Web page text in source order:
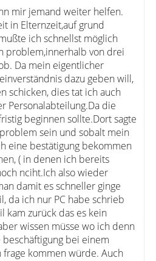
mir jemand weiter helfen.
in Elternzeit,auf grund
ich schnellst möglich
problem,innerhalb von drei
Da mein eigentlicher
dazu geben will,
schicken, dies tat ich auch
Personalabteilung.Da die
beginnen sollte.Dort sagte
sein und sobalt mein
eine bestätigung bekommen
( in denen ich bereits
nciht.Ich also wieder
damit es schneller ginge
da ich nur PC habe schrieb
kam zurück das es kein
wissen müsse wo ich denn
bei einem
kommen würde. Auch